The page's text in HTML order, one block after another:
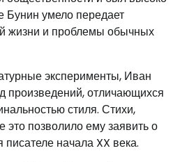
Бунин умело передает
жизни и проблемы обычных
эксперименты, Иван
произведений, отличающихся
стиля. Стихи,
позволило ему заявить о
начала XX века.